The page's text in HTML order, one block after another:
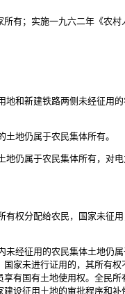
；实施一九六二年《农村
和新建铁路两侧未经征用
地仍属于农民集体所有。
仍属于农民集体所有，对
权分配给农民，国家未征
未经征用的农民集体土地
家未进行证用的，其所有
有国有土地使用权。全民
设征用土地的审批程序和